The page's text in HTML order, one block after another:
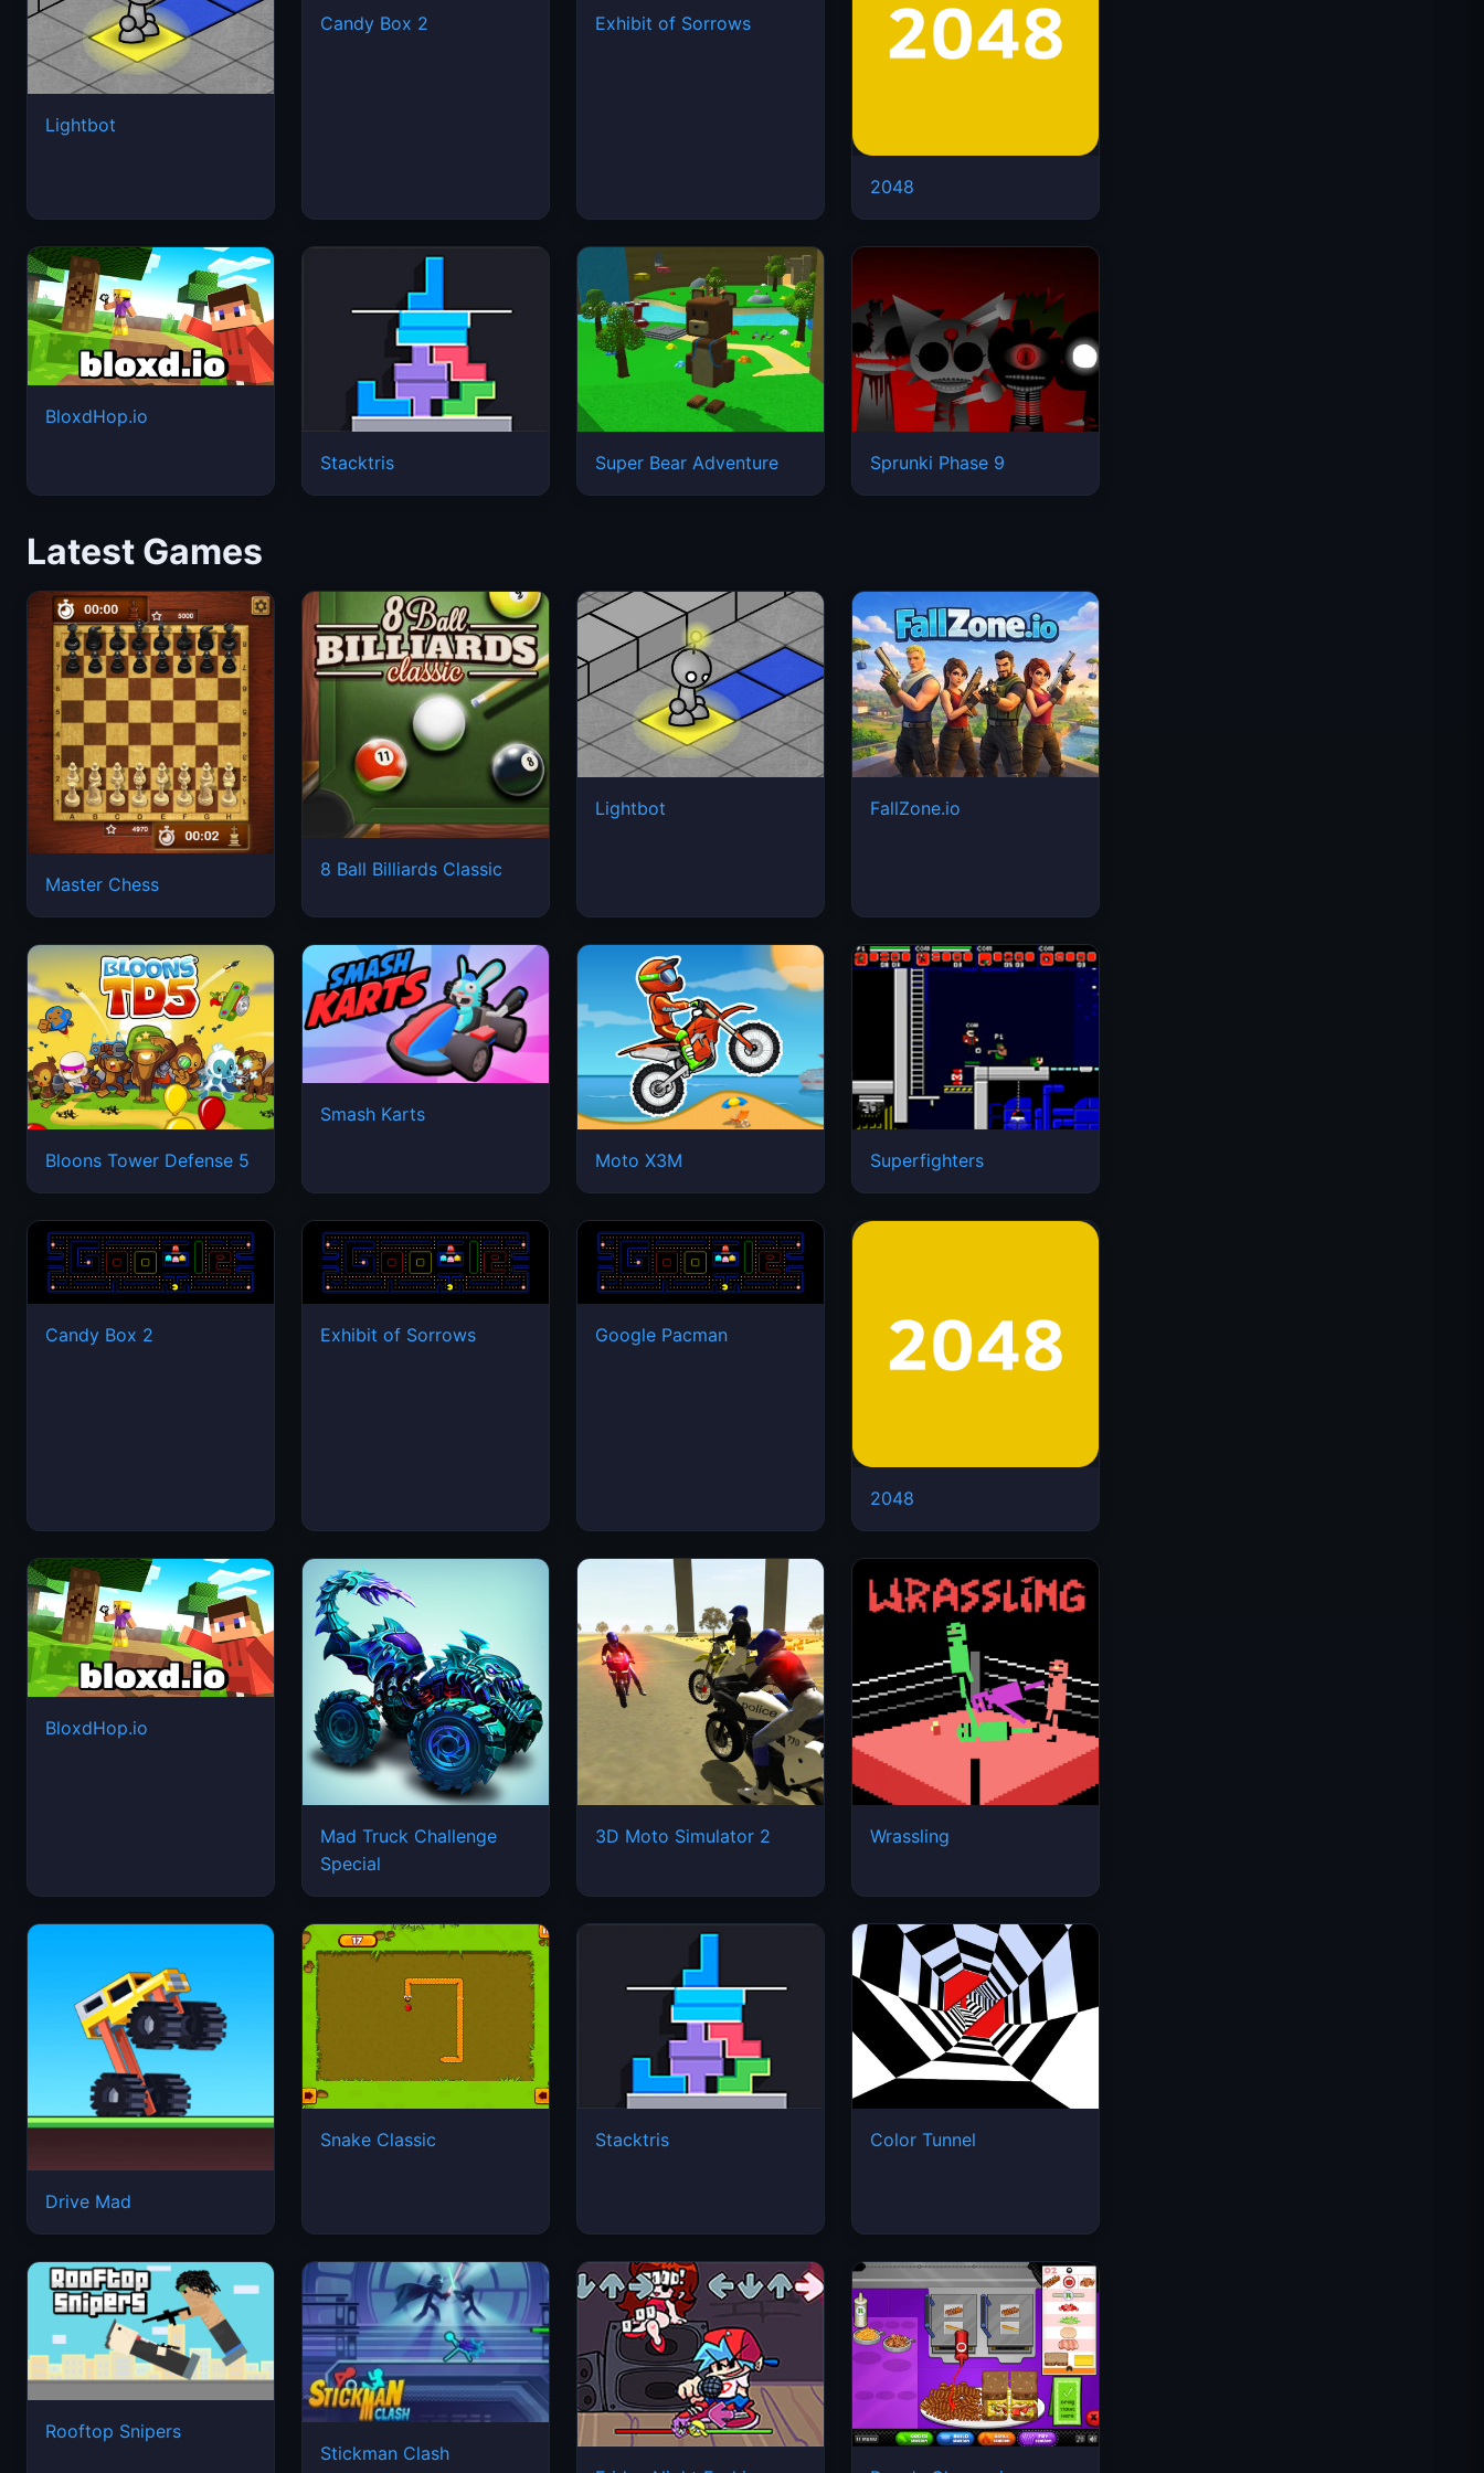
Lightbot
Candy Box 2 Exhibit of Sorrows
2048
BloxdHop.io
Stacktris Super Bear Adventure Sprunki Phase 9
Latest Games
Master Chess
8 Ball Billiards Classic
Lightbot FallZone.io
Bloons Tower Defense 5
Smash Karts
Moto X3M Superfighters
Candy Box 2 Exhibit of Sorrows Google Pacman
2048
BloxdHop.io
Mad Truck Challenge
Special
3D Moto Simulator 2 Wrassling
Drive Mad
Snake Classic Stacktris Color Tunnel
Rooftop Snipers
Stickman Clash